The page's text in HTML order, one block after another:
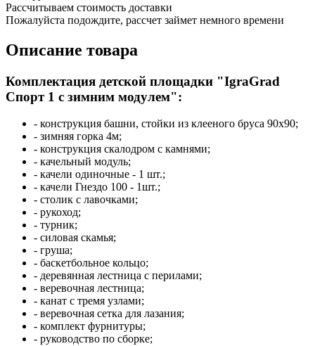
Рассчитываем стоимость доставки
Пожалуйста подождите, рассчет займет немного времени
Описание товара
Комплектация детской площадки "IgraGrad
Спорт 1 с зимним модулем":
- конструкция башни, стойки из клееного бруса 90х90;
- зимняя горка 4м;
- конструкция скалодром с камнями;
- качельный модуль;
- качели одиночные - 1 шт.;
- качели Гнездо 100 - 1шт.;
- столик с лавочками;
- рукоход;
- турник;
- силовая скамья;
- груша;
- баскетбольное кольцо;
- деревянная лестница с перилами;
- веревочная лестница;
- канат с тремя узлами;
- веревочная сетка для лазания;
- комплект фурнитуры;
- руководство по сборке;